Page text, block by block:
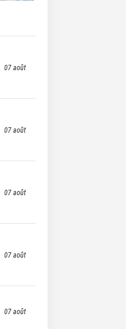
07 août
07 août
07 août
07 août
07 août